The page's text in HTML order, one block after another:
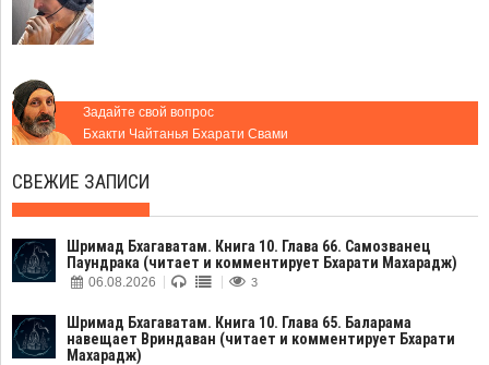
Задайте свой вопрос
Бхакти Чайтанья Бхарати Свами
СВЕЖИЕ ЗАПИСИ
Шримад Бхагаватам. Книга 10. Глава 66. Самозванец
Паундрака (читает и комментирует Бхарати Махарадж)
06.08.2026 3
Шримад Бхагаватам. Книга 10. Глава 65. Баларама
навещает Вриндаван (читает и комментирует Бхарати
Махарадж)